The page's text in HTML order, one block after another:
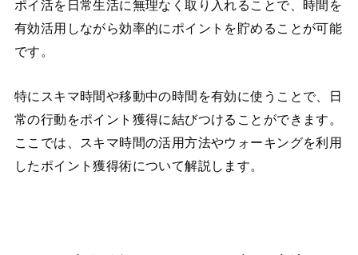
ポイ活を日常生活に無理なく取り入れることで、時間を
有効活用しながら効率的にポイントを貯めることが可能
です。
特にスキマ時間や移動中の時間を有効に使うことで、日
常の行動をポイント獲得に結びつけることができます。
ここでは、スキマ時間の活用方法やウォーキングを利用
したポイント獲得術について解説します。